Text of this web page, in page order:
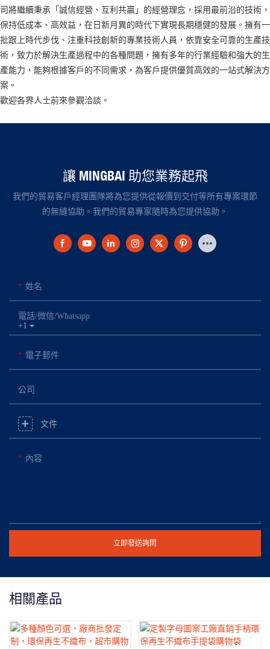
司將繼續秉承「誠信經營、互利共贏」的經營理念，採用最前沿的技術，
保持低成本、高效益，在日新月異的時代下實現長期穩健的發展。擁有一
批跟上時代步伐、注重科技創新的專業技術人員，依靠安全可靠的生產技
術，致力於解決生產過程中的各種問題，擁有多年的行業經驗和強大的生
產能力，能夠根據客戶的不同需求，為客戶提供優質高效的一站式解決方
案。
歡迎各界人士前來參觀洽談。
讓 MINGBAI 助您業務起飛
我們的貿易客戶經理團隊將為您提供從報價到交付等所有專案環節
的無縫協助。我們的貿易專家隨時為您提供協助。
姓名
+1
電話/微信/Whatsapp
電子郵件
公司
文件
內容
立即發送詢問
相關產品